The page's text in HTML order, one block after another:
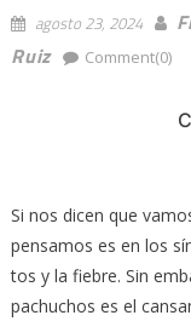
agosto 23, 2024
Ruiz
Comment(0)
Si nos dicen que
pensamos es en los
tos y la fiebre. Sin
pachuchos es el